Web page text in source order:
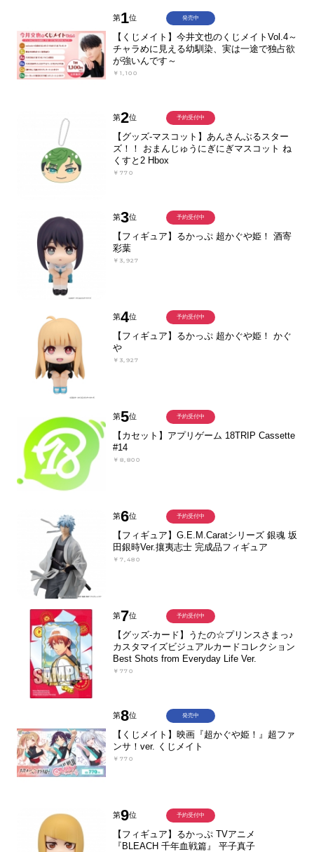
第1位
【くじメイト】今井文也のくじメイトVol.4～
チャラめに見える幼馴染、実は一途で独占欲
が強いんです～
￥1,100
発売中
第2位
【グッズ-マスコット】あんさんぶるスター
ズ！！ おまんじゅうにぎにぎマスコット ね
くすと2 Hbox
￥770
予約受付中
第3位
【フィギュア】るかっぷ 超かぐや姫！ 酒寄
彩葉
￥3,927
予約受付中
第4位
【フィギュア】るかっぷ 超かぐや姫！ かぐ
や
￥3,927
予約受付中
第5位
【カセット】アプリゲーム 18TRIP Cassette
#14
￥8,800
予約受付中
第6位
【フィギュア】G.E.M.Caratシリーズ 銀魂 坂
田銀時Ver.攘夷志士 完成品フィギュア
￥7,480
予約受付中
第7位
【グッズ-カード】うたの☆プリンスさまっ♪
カスタマイズビジュアルカードコレクション
Best Shots from Everyday Life Ver.
￥770
予約受付中
第8位
【くじメイト】映画『超かぐや姫！』超ファ
ンサ！ver. くじメイト
￥770
発売中
第9位
【フィギュア】るかっぷ TVアニメ
『BLEACH 千年血戦篇』 平子真子
予約受付中